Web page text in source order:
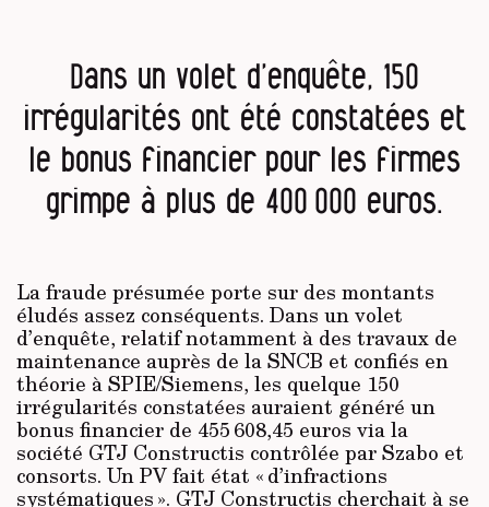
Dans un volet d’enquête, 150
irrégularités ont été constatées et
le bonus financier pour les firmes
grimpe à plus de 400 000 euros.
La fraude présumée porte sur des montants
éludés assez conséquents. Dans un volet
d’enquête, relatif notamment à des travaux de
maintenance auprès de la SNCB et confiés en
théorie à SPIE/Siemens, les quelque 150
irrégularités constatées auraient généré un
bonus financier de 455 608,45 euros via la
société GTJ Constructis contrôlée par Szabo et
consorts. Un PV fait état « d’infractions
systématiques ». GTJ Constructis cherchait à se